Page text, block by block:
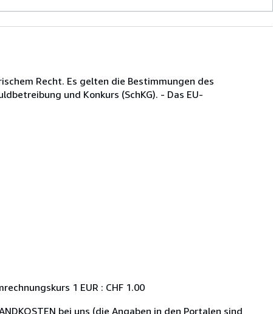
Recht. Es gelten die Bestimmungen des
und Konkurs (SchKG). - Das EU-
1 EUR : CHF 1.00
bei uns (die Angaben in den Portalen sind